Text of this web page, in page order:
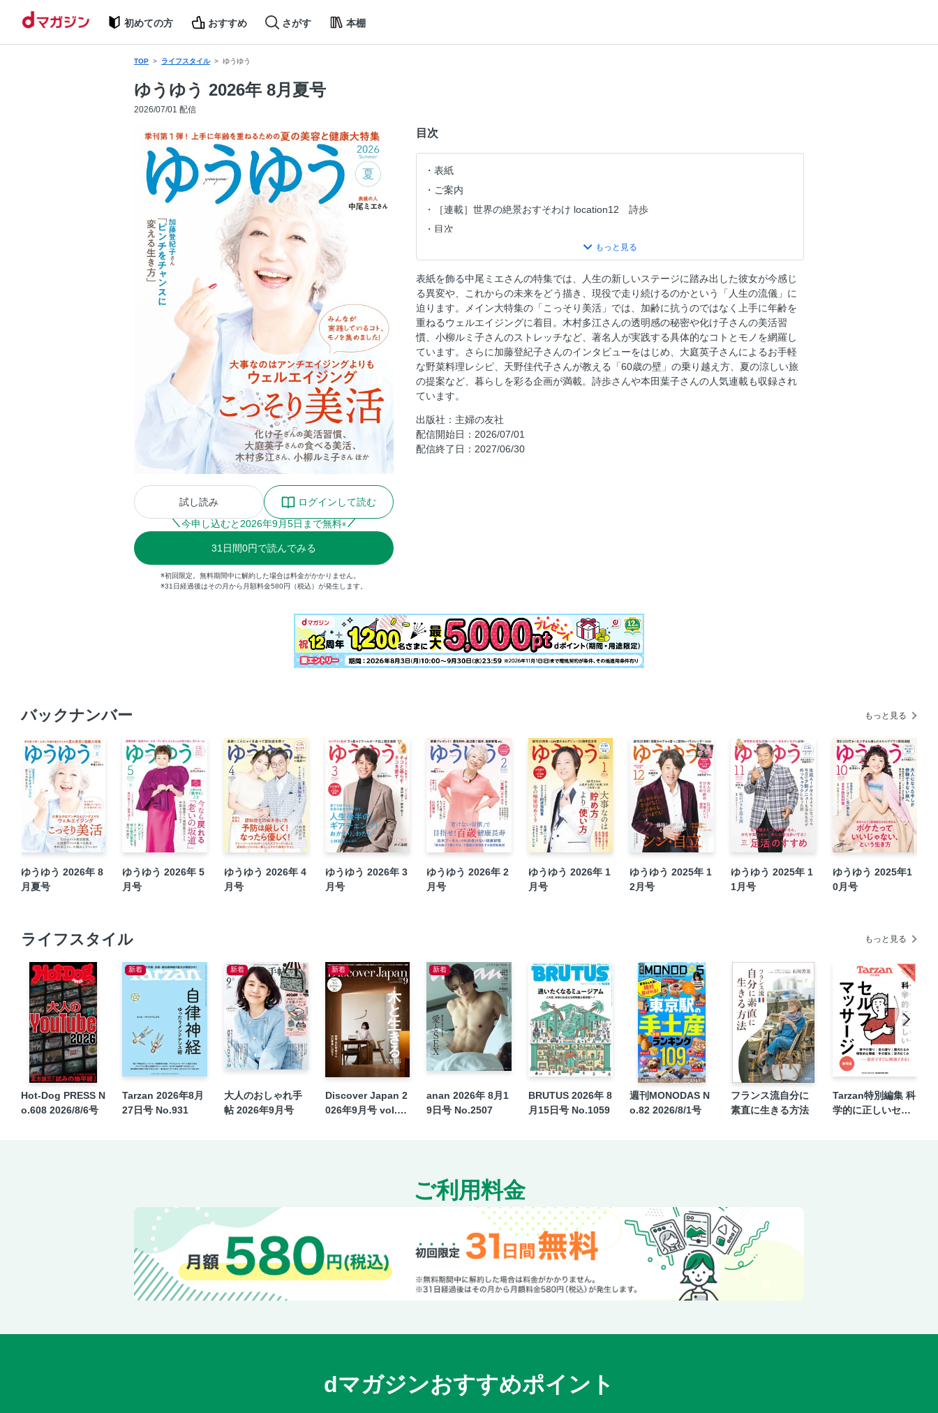
初めての方 おすすめ さがす 本棚
TOP ライフスタイル ゆうゆう
ゆうゆう 2026年 8月夏号
2026/07/01 配信
試し読み
ログインして読む
今申し込むと 2026年9月5日まで無料※
31 日間0円で読んでみる
※初回限定。無料期間中に解約した場合は料金がかかりません。
※31日経過後はその月から月額料金580円（税込）が発生します。
目次
表紙
ご案内
［連載］世界の絶景おすそわけ location12 詩歩
目次
【特集】こっそり「美活」
【特集】こっそり「美活」 化け子さん／ヘアメイク職人、ＹｏｕＴｕｂｅｒ
【特集】こっそり「美活」 木村多江／俳優
【特集】こっそり「美活」 山村康子／一般社団法人日本美腸協会常務理事
【特集】こっそり「美活」 小柳ルミ子／歌手、俳優
【特集】こっそり「美活」 天野佳代子／美容ジャーナリスト
【特集】こっそり「美活」 すてきな人に「えがお美容室」のファンが多いワケ
気になる美容医療ホントのところ
本当に使ってよかった実感コスメ＆サプリ
【特集】こっそり「美活」 ココロの美活 大嶋信頼／心理カウンセラー
新時の架け橋 ～あの頃、そして今、これから～
新「じ・つ・わ！」モノがたり
読者プレゼント ゆうゆう編集部特選！
アンケートつき読者プレゼント応募用紙
お知らせ
次号予告
表紙を飾る中尾ミエさんの特集では、人生の新しいステージに踏み出した彼女が今感じ
る異変や、これからの未来をどう描き、現役で走り続けるのかという「人生の流儀」に
迫ります。メイン大特集の「こっそり美活」では、加齢に抗うのではなく上手に年齢を
重ねるウェルエイジングに着目。木村多江さんの透明感の秘密や化け子さんの美活習
慣、小柳ルミ子さんのストレッチなど、著名人が実践する具体的なコトとモノを網羅し
ています。さらに加藤登紀子さんのインタビューをはじめ、大庭英子さんによるお手軽
な野菜料理レシピ、天野佳代子さんが教える「60歳の壁」の乗り越え方、夏の涼しい旅
の提案など、暮らしを彩る企画が満載。詩歩さんや本田葉子さんの人気連載も収録され
ています。
出版社：主婦の友社
配信開始日：2026/07/01
配信終了日：2027/06/30
バックナンバー もっと見る
ゆうゆう 2026年 8
月夏号
ゆうゆう 2026年 5
月号
ゆうゆう 2026年 4
月号
ゆうゆう 2026年 3
月号
ゆうゆう 2026年 2
月号
ゆうゆう 2026年 1
月号
ゆうゆう 2025年 1
2月号
ゆうゆう 2025年 1
1月号
ゆうゆう 2025年1
0月号
ライフスタイル もっと見る
Hot-Dog PRESS N
o.608 2026/8/6号
新着
Tarzan 2026年8月
27日号 No.931
新着
大人のおしゃれ手
帖 2026年9月号
新着
Discover Japan 2
026年9月号 vol.17
新着
anan 2026年 8月1
9日号 No.2507
BRUTUS 2026年 8
月15日号 No.1059
週刊MONODAS N
o.82 2026/8/1号
フランス流自分に
素直に生きる方法
Tarzan特別編集 科
学的に正しいセル
ご利用料金
dマガジンおすすめポイント